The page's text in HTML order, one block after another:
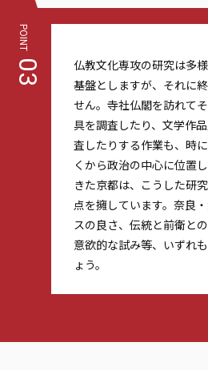
POINT
03
仏教文化専攻の研究は多
基盤としますが、それに
せん。寺社仏閣を訪れて
具を調査したり、文学作
査したりする作業も、時
くから政治の中心に位置
きた京都は、こうした研
点を擁しています。奈良
スの良さ、伝統と前衛と
意欲的な試み等、いずれ
ょう。